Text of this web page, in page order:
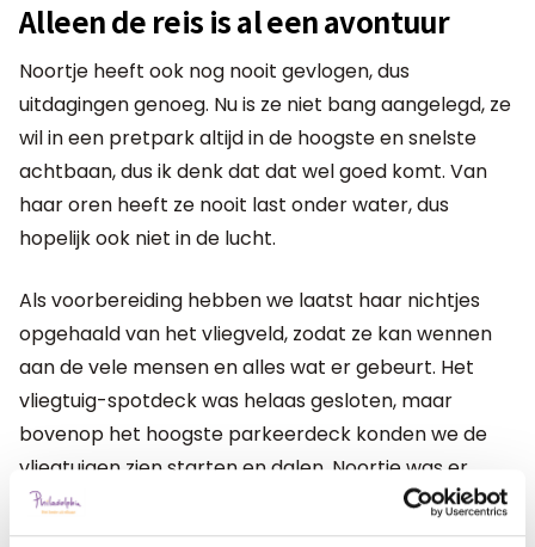
Alleen de reis is al een avontuur
Noortje heeft ook nog nooit gevlogen, dus
uitdagingen genoeg. Nu is ze niet bang aangelegd, ze
wil in een pretpark altijd in de hoogste en snelste
achtbaan, dus ik denk dat dat wel goed komt. Van
haar oren heeft ze nooit last onder water, dus
hopelijk ook niet in de lucht.
Als voorbereiding hebben we laatst haar nichtjes
opgehaald van het vliegveld, zodat ze kan wennen
aan de vele mensen en alles wat er gebeurt. Het
vliegtuig-spotdeck was helaas gesloten, maar
bovenop het hoogste parkeerdeck konden we de
vliegtuigen zien starten en dalen. Noortje was er
gauw op uitgekeken, ze wilde erin.